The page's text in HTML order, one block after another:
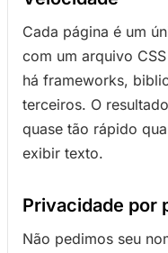
Cada página é um
com um arquivo
há frameworks,
terceiros. O
quase tão rápido
exibir texto.
Privacidade por
Não pedimos seu